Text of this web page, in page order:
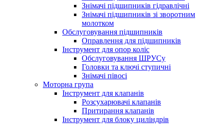
Знімачі підшипників гідравлічні
Знімачі підшипників зі зворотним
молотком
Обслуговування підшипників
Оправлення для підшипників
Інструмент для опор коліс
Обслуговування ШРУСу
Головки та ключі ступичні
Знімачі півосі
Моторна група
Інструмент для клапанів
Розсухарювачі клапанів
Притирання клапанів
Інструмент для блоку циліндрів